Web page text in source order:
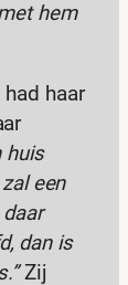
hem
haar
huis
een
dan is
Zij